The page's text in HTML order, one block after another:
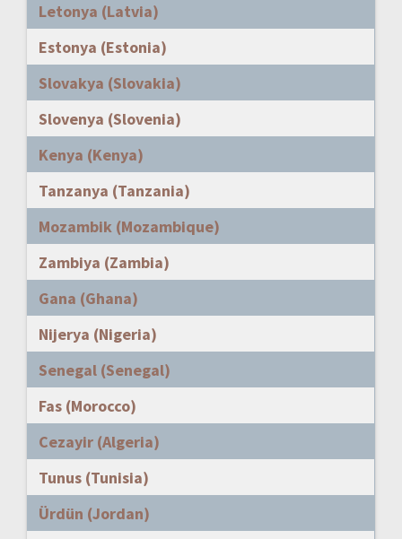
Letonya (Latvia)
Estonya (Estonia)
Slovakya (Slovakia)
Slovenya (Slovenia)
Kenya (Kenya)
Tanzanya (Tanzania)
Mozambik (Mozambique)
Zambiya (Zambia)
Gana (Ghana)
Nijerya (Nigeria)
Senegal (Senegal)
Fas (Morocco)
Cezayir (Algeria)
Tunus (Tunisia)
Ürdün (Jordan)